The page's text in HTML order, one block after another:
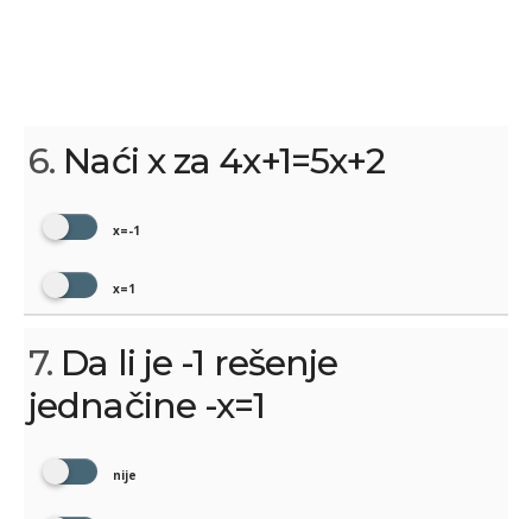
6. Naći x za 4x+1=5x+2
x=-1
x=1
7. Da li je -1 rešenje
jednačine -x=1
nije